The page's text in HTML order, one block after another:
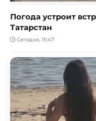
Погода устроит
Татарстан
Сегодня, 15:47